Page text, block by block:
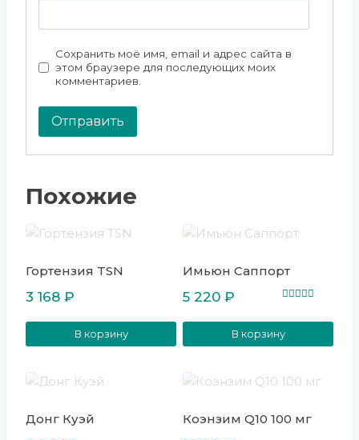
Сохранить моё имя, email и адрес сайта в
этом браузере для последующих моих
комментариев.
Похожие
Гортензия TSN
3 168 ₽
В корзину
Имьюн Саппорт
5 220 ₽
В корзину
Донг Куэй Коэнзим Q10 100 мг